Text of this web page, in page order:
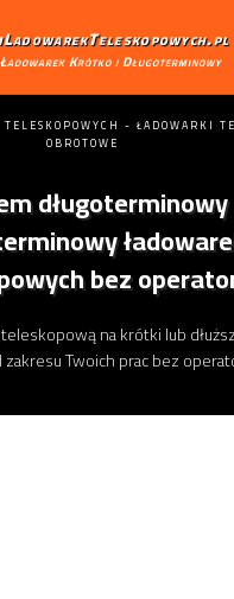
Krótko i Długoterminowy
- ŁADOWARKI
OBROTOWE
bez
Twoich prac bez